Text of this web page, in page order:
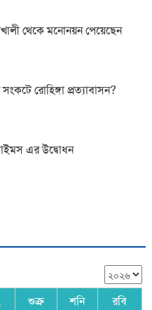
থেকে মনোনয়ন পেয়েছেন
রোহিঙ্গা প্রত্যাবাসন?
এর উদ্বোধন
শুক্র শনি রবি